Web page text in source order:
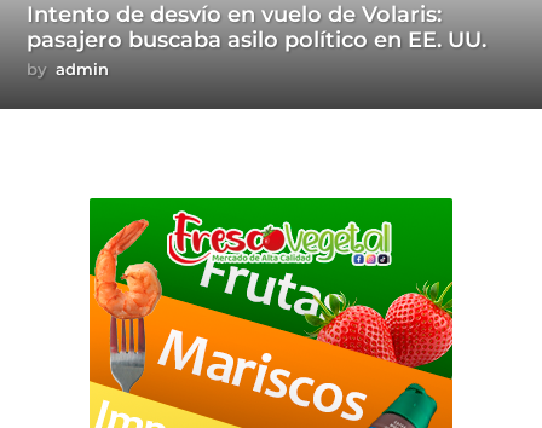
Intento de desvío en vuelo de Volaris:
pasajero buscaba asilo político en EE. UU.
by admin